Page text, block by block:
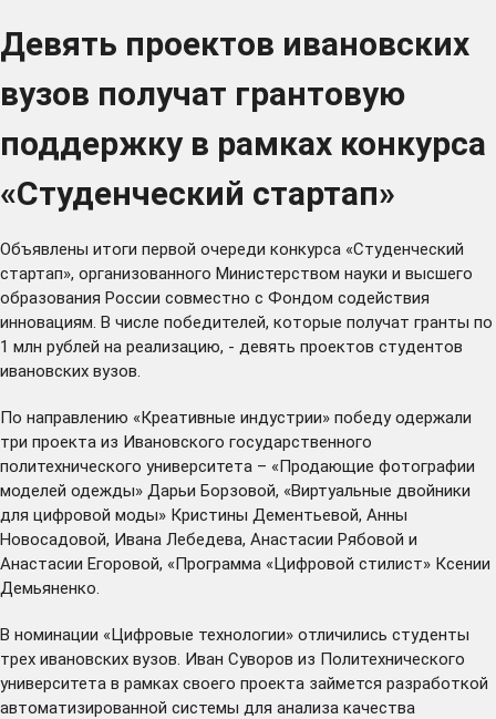
Девять проектов ивановских
вузов получат грантовую
поддержку в рамках конкурса
«Студенческий стартап»
Объявлены итоги первой очереди конкурса «Студенческий
стартап», организованного Министерством науки и высшего
образования России совместно с Фондом содействия
инновациям. В числе победителей, которые получат гранты по
1 млн рублей на реализацию, - девять проектов студентов
ивановских вузов.
По направлению «Креативные индустрии» победу одержали
три проекта из Ивановского государственного
политехнического университета – «Продающие фотографии
моделей одежды» Дарьи Борзовой, «Виртуальные двойники
для цифровой моды» Кристины Дементьевой, Анны
Новосадовой, Ивана Лебедева, Анастасии Рябовой и
Анастасии Егоровой, «Программа «Цифровой стилист» Ксении
Демьяненко.
В номинации «Цифровые технологии» отличились студенты
трех ивановских вузов. Иван Суворов из Политехнического
университета в рамках своего проекта займется разработкой
автоматизированной системы для анализа качества